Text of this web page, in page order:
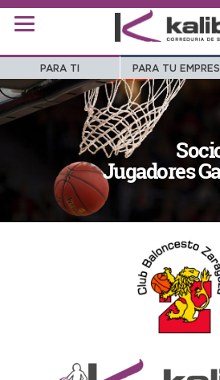
PARA TI PARA TU
Jugadores